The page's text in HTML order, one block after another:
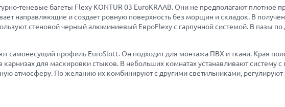
теневые багеты Flexy KONTUR 03 EuroKRAAB. Они не предполагают плотное
направляющие и создает ровную поверхность без морщин и складок. В
стеновой черный алюминиевый ЕвроFlexy с гарпунной системой. В пазы по
самонесущий профиль EuroSlott. Он подходит для монтажа ПВХ и ткани. Края
для маскировки стыков. В небольших комнатах устанавливают систему
атмосферу. По желанию их комбинируют с другими светильниками,